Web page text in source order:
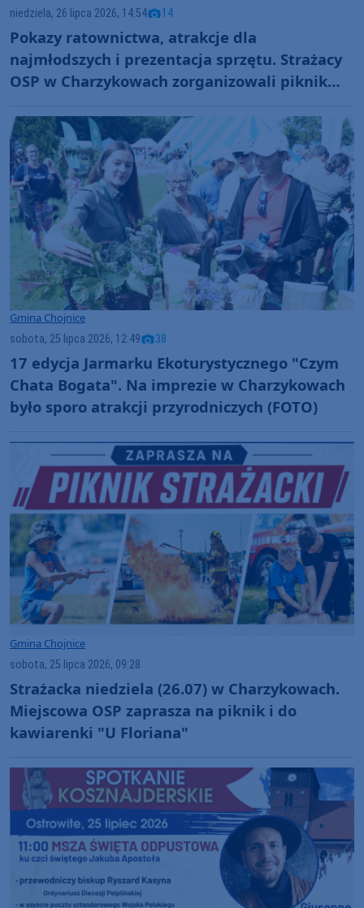
niedziela, 26 lipca 2026, 14:54 14
Pokazy ratownictwa, atrakcje dla
najmłodszych i prezentacja sprzętu. Strażacy
OSP w Charzykowach zorganizowali piknik
Gmina Chojnice
sobota, 25 lipca 2026, 12:49 38
17 edycja Jarmarku Ekoturystycznego "Czym
Chata Bogata". Na imprezie w Charzykowach
było sporo atrakcji przyrodniczych (FOTO)
Gmina Chojnice
sobota, 25 lipca 2026, 09:28
Strażacka niedziela (26.07) w Charzykowach.
Miejscowa OSP zaprasza na piknik i do
kawiarenki "U Floriana"